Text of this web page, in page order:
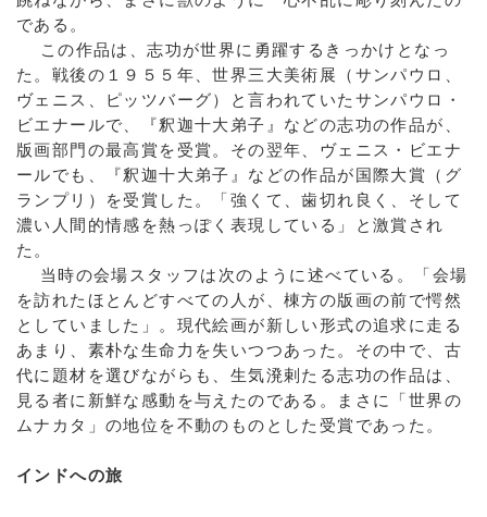
である。
この作品は、志功が世界に勇躍するきっかけとなっ
た。戦後の１９５５年、世界三大美術展（サンパウロ、
ヴェニス、ピッツバーグ）と言われていたサンパウロ・
ビエナールで、『釈迦十大弟子』などの志功の作品が、
版画部門の最高賞を受賞。その翌年、ヴェニス・ビエナ
ールでも、『釈迦十大弟子』などの作品が国際大賞（グ
ランプリ）を受賞した。「強くて、歯切れ良く、そして
濃い人間的情感を熱っぽく表現している」と激賞され
た。
当時の会場スタッフは次のように述べている。「会場
を訪れたほとんどすべての人が、棟方の版画の前で愕然
としていました」。現代絵画が新しい形式の追求に走る
あまり、素朴な生命力を失いつつあった。その中で、古
代に題材を選びながらも、生気溌剌たる志功の作品は、
見る者に新鮮な感動を与えたのである。まさに「世界の
ムナカタ」の地位を不動のものとした受賞であった。
インドへの旅